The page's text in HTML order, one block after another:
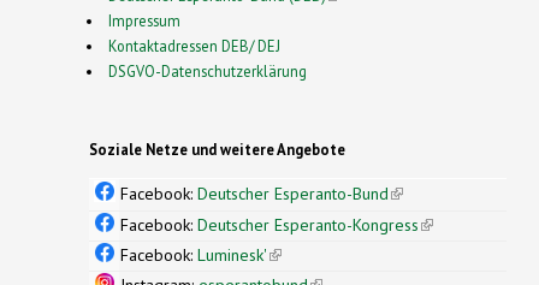
Impressum
Kontaktadressen DEB/ DEJ
DSGVO-Datenschutzerklärung
Soziale Netze und weitere Angebote
Facebook: Deutscher Esperanto-Bund(link is
external)
Facebook: Deutscher Esperanto-Kongress(link is
Facebook: Luminesk'(link is external)